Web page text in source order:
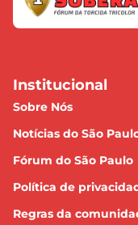
Institucional
Sobre Nós
Notícias do São
Fórum do São Paulo
Política de
Regras da